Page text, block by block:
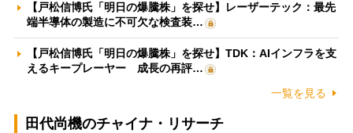
【戸松信博氏「明日の爆騰株」を探せ】レーザーテック：最先
端半導体の製造に不可欠な検査装…
【戸松信博氏「明日の爆騰株」を探せ】TDK：AIインフラを支
えるキープレーヤー 成長の再評…
一覧を見る
田代尚機のチャイナ・リサーチ